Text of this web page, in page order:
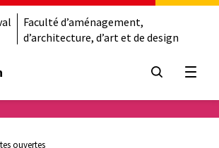
Faculté d’aménagement,
d’architecture, d’art et de design
ouvertes